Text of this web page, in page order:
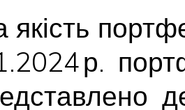
якість
р.